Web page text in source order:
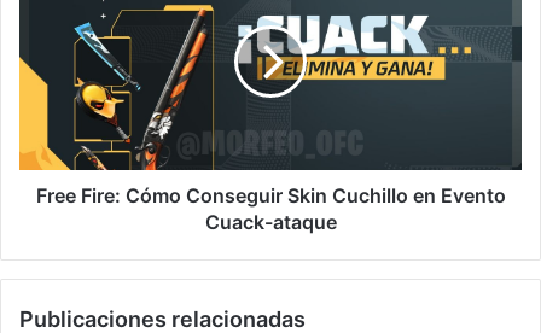
Conseguir
Skin
Cuchillo
Cuack-
ataque
Free Fire: Cómo Conseguir Skin Cuchillo en Evento
Cuack-ataque
Publicaciones relacionadas